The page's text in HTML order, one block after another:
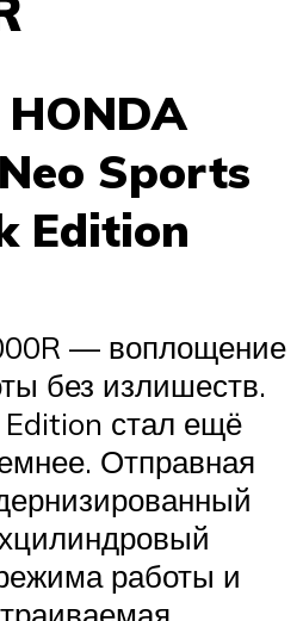
Sports
Edition
— воплощение
без излишеств.
стал ещё
Отправная
работы и